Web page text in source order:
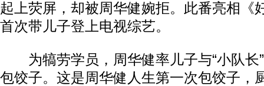
起上荧屏，却被周华健婉拒。此番亮相《
首次带儿子登上电视综艺。
为犒劳学员，周华健率儿子与“小队长
包饺子。这是周华健人生第一次包饺子，